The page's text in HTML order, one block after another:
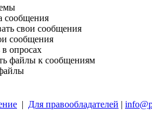
сообщения
свои сообщения
сообщения
в опросах
файлы к сообщениям
| Для правообладателей |